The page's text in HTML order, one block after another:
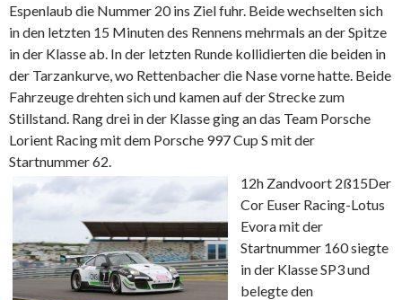
Espenlaub die Nummer 20 ins Ziel fuhr. Beide wechselten sich
in den letzten 15 Minuten des Rennens mehrmals an der Spitze
in der Klasse ab. In der letzten Runde kollidierten die beiden in
der Tarzankurve, wo Rettenbacher die Nase vorne hatte. Beide
Fahrzeuge drehten sich und kamen auf der Strecke zum
Stillstand. Rang drei in der Klasse ging an das Team Porsche
Lorient Racing mit dem Porsche 997 Cup S mit der
Startnummer 62.
12h Zandvoort 2ß15Der
Cor Euser Racing-Lotus
Evora mit der
Startnummer 160 siegte
in der Klasse SP3 und
belegte den